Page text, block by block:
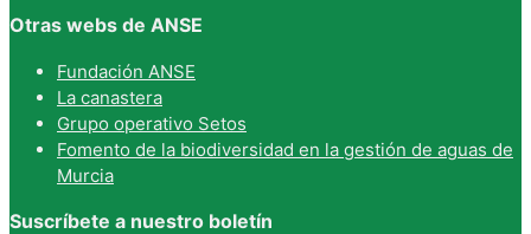
Otras webs de ANSE
Fundación ANSE
La canastera
Grupo operativo Setos
Fomento de la biodiversidad en la gestión de aguas de
Murcia
Suscríbete a nuestro boletín